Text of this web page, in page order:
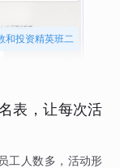
和投资精英班二
表，让每次活
工人数多，活动形